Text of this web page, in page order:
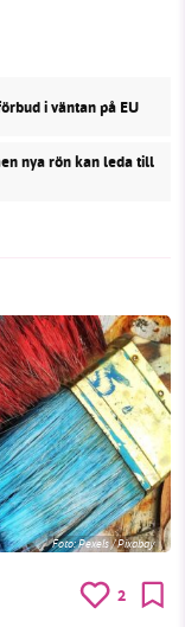
i väntan på EU
nya rön kan leda till
Foto:Pexels / Pixabay
2